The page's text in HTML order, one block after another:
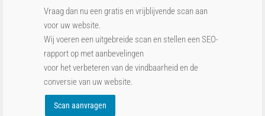
Vraag dan nu een gratis en vrijblijvende scan aan
voor uw website.
Wij voeren een uitgebreide scan en stellen een SEO-
rapport op met aanbevelingen
voor het verbeteren van de vindbaarheid en de
conversie van uw website.
Scan aanvragen